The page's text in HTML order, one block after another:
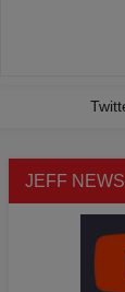
JEFF